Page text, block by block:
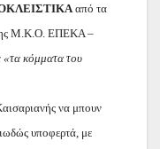
από τα
Μ.Κ.Ο. ΕΠΕΚΑ –
«τα κόμματα του
να μπουν
υποφερτά, με